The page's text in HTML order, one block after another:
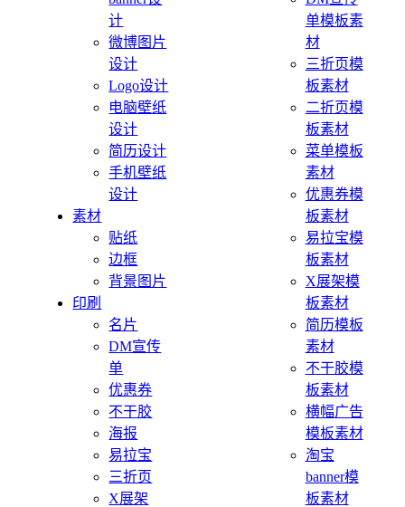
计
微博图片
设计
Logo设计
电脑壁纸
设计
简历设计
手机壁纸
设计
素材
贴纸
边框
背景图片
印刷
名片
DM宣传
单
优惠券
不干胶
海报
易拉宝
三折页
X展架
单模板素
材
三折页模
板素材
二折页模
板素材
菜单模板
素材
优惠券模
板素材
易拉宝模
板素材
X展架模
板素材
简历模板
素材
不干胶模
板素材
横幅广告
模板素材
淘宝
banner模
板素材